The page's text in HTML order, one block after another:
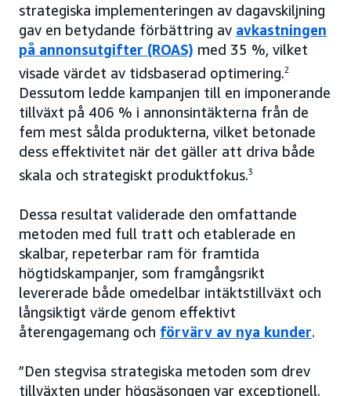
strategiska implementeringen av dagavskiljning
gav en betydande förbättring av avkastningen
på annonsutgifter (ROAS) med 35 %, vilket
visade värdet av tidsbaserad optimering.2
Dessutom ledde kampanjen till en imponerande
tillväxt på 406 % i annonsintäkterna från de
fem mest sålda produkterna, vilket betonade
dess effektivitet när det gäller att driva både
skala och strategiskt produktfokus.3
Dessa resultat validerade den omfattande
metoden med full tratt och etablerade en
skalbar, repeterbar ram för framtida
högtidskampanjer, som framgångsrikt
levererade både omedelbar intäktstillväxt och
långsiktigt värde genom effektivt
återengagemang och förvärv av nya kunder.
”Den stegvisa strategiska metoden som drev
tillväxten under högsäsongen var exceptionell.